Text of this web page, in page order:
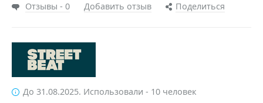
Отзывы - 0 Добавить отзыв Поделиться
До 31.08.2025. Использовали - 10 человек